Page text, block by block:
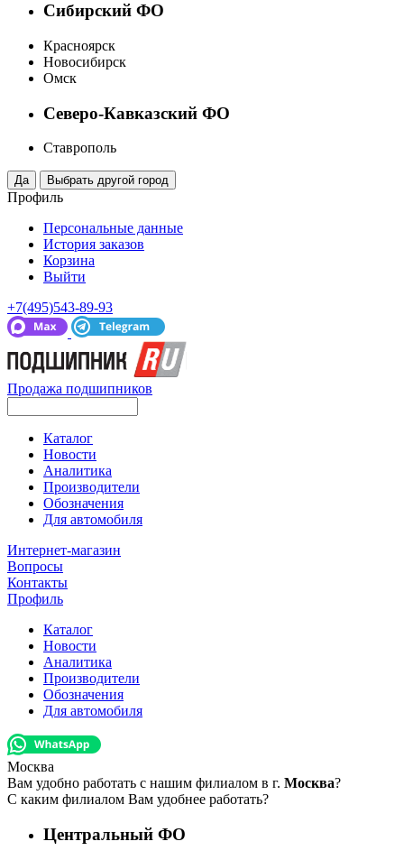
Сибирский ФО
Красноярск
Новосибирск
Омск
Северо-Кавказский ФО
Ставрополь
Профиль
Персональные данные
История заказов
Корзина
Выйти
+7(495)543-89-93
Продажа подшипников
Каталог
Новости
Аналитика
Производители
Обозначения
Для автомобиля
Интернет-магазин
Вопросы
Контакты
Профиль
Каталог
Новости
Аналитика
Производители
Обозначения
Для автомобиля
Москва
Вам удобно работать с нашим филиалом в г. Москва?
С каким филиалом Вам удобнее работать?
Центральный ФО